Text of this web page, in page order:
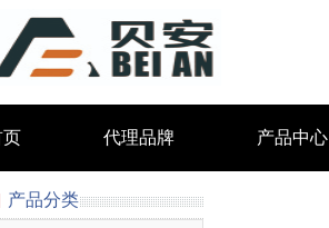
页 代理品牌 产品中心
产品分类